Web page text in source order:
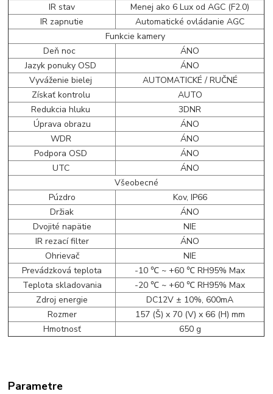
IR stav
Menej ako 6 Lux od AGC (F2.0)
IR zapnutie
Automatické ovládanie AGC
Funkcie kamery
Deň noc
ÁNO
Jazyk ponuky OSD
ÁNO
Vyváženie bielej
AUTOMATICKÉ / RUČNÉ
Získať kontrolu
AUTO
Redukcia hluku
3DNR
Úprava obrazu
ÁNO
WDR
ÁNO
Podpora OSD
ÁNO
UTC
ÁNO
Všeobecné
Púzdro
Kov, IP66
Držiak
ÁNO
Dvojité napätie
NIE
IR rezací filter
ÁNO
Ohrievač
NIE
Prevádzková teplota
-10 ℃ ~ +60 ℃ RH95% Max
Teplota skladovania
-20 ℃ ~ +60 ℃ RH95% Max
Zdroj energie
DC12V ± 10%, 600mA
Rozmer
157 (Š) x 70 (V) x 66 (H) mm
Hmotnosť
650 g
Parametre